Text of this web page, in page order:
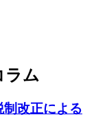
ラム
改正による